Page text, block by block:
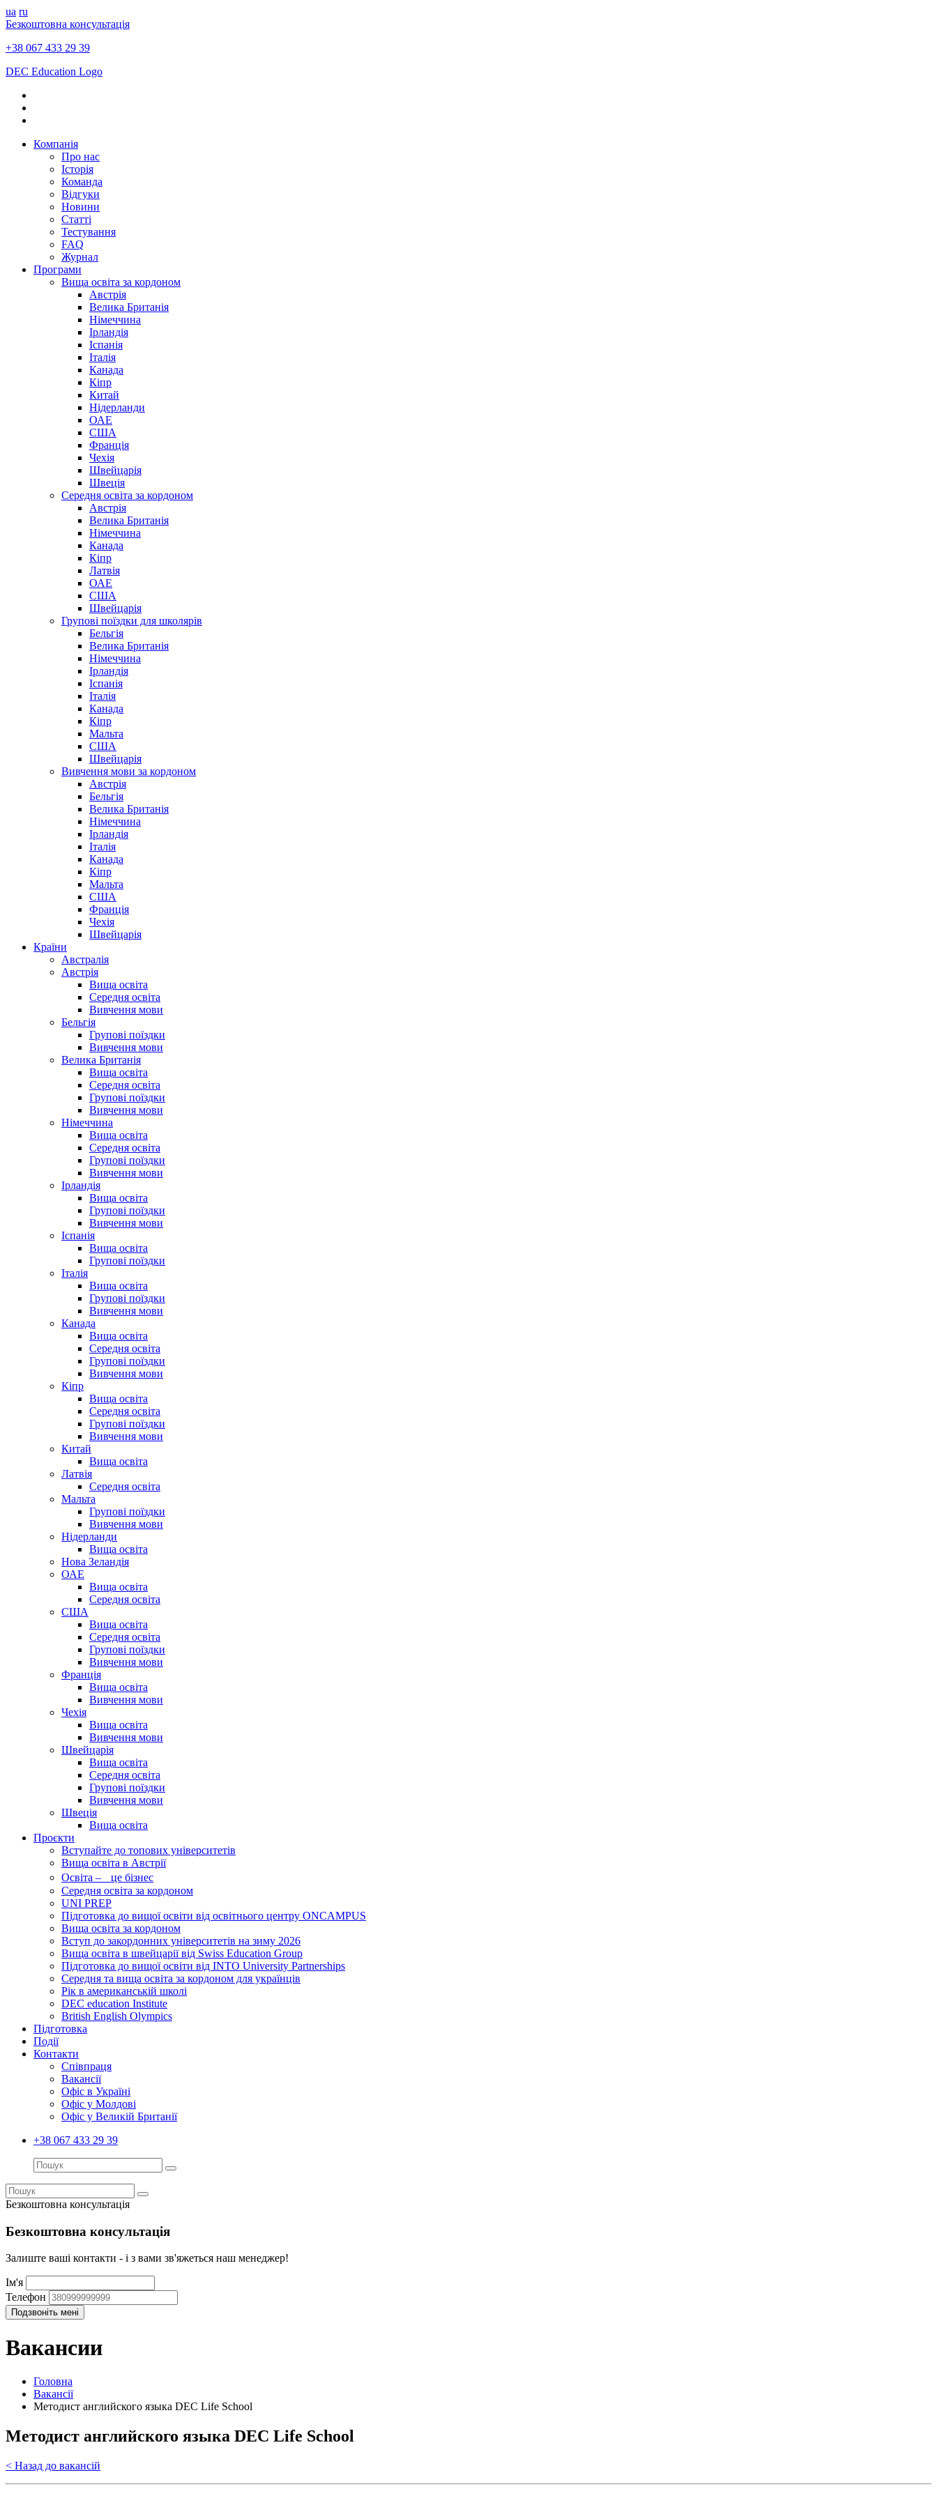
ua ru
Безкоштовна консультація
+38 067 433 29 39
DEC Education Logo
Компанія
Про нас
Історія
Команда
Відгуки
Новини
Статті
Тестування
FAQ
Журнал
Програми
Вища освіта за кордоном
Австрія
Велика Британія
Німеччина
Ірландія
Іспанія
Італія
Канада
Кіпр
Китай
Нідерланди
ОАЕ
США
Франція
Чехія
Швейцарія
Швеція
Середня освіта за кордоном
Австрія
Велика Британія
Німеччина
Канада
Кіпр
Латвія
ОАЕ
США
Швейцарія
Групові поїздки для школярів
Бельгія
Велика Британія
Німеччина
Ірландія
Іспанія
Італія
Канада
Кіпр
Мальта
США
Швейцарія
Вивчення мови за кордоном
Австрія
Бельгія
Велика Британія
Німеччина
Ірландія
Італія
Канада
Кіпр
Мальта
США
Франція
Чехія
Швейцарія
Країни
Австралія
Австрія
Вища освіта
Середня освіта
Вивчення мови
Бельгія
Групові поїздки
Вивчення мови
Велика Британія
Вища освіта
Середня освіта
Групові поїздки
Вивчення мови
Німеччина
Вища освіта
Середня освіта
Групові поїздки
Вивчення мови
Ірландія
Вища освіта
Групові поїздки
Вивчення мови
Іспанія
Вища освіта
Групові поїздки
Італія
Вища освіта
Групові поїздки
Вивчення мови
Канада
Вища освіта
Середня освіта
Групові поїздки
Вивчення мови
Кіпр
Вища освіта
Середня освіта
Групові поїздки
Вивчення мови
Китай
Вища освіта
Латвія
Середня освіта
Мальта
Групові поїздки
Вивчення мови
Нідерланди
Вища освіта
Нова Зеландія
ОАЕ
Вища освіта
Середня освіта
США
Вища освіта
Середня освіта
Групові поїздки
Вивчення мови
Франція
Вища освіта
Вивчення мови
Чехія
Вища освіта
Вивчення мови
Швейцарія
Вища освіта
Середня освіта
Групові поїздки
Вивчення мови
Швеція
Вища освіта
Проєкти
Вступайте до топових університетів
Вища освіта в Австрії
Освіта – це бізнес
Середня освіта за кордоном
UNI PREP
Підготовка до вищої освіти від освітнього центру ONCAMPUS
Вища освіта за кордоном
Вступ до закордонних університетів на зиму 2026
Вища освіта в швейцарії від Swiss Education Group
Підготовка до вищої освіти від INTO University Partnerships
Середня та вища освіта за кордоном для українців
Рік в американській школі
DEC education Institute
British English Olympics
Підготовка
Події
Контакти
Співпраця
Вакансії
Офіс в Україні
Офіс у Молдові
Офіс у Великій Британії
+38 067 433 29 39
Безкоштовна консультація
Безкоштовна консультація
Залиште ваші контакти - і з вами зв'яжеться наш менеджер!
Ім'я
Телефон
Вакансии
Головна
Вакансії
Методист английского языка DEC Life School
Методист английского языка DEC Life School
< Назад до вакансій